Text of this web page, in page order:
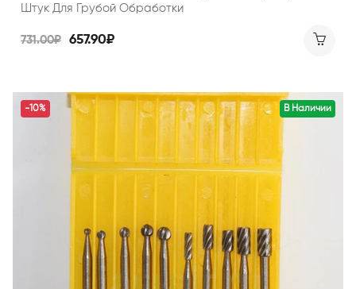
Штук Для Грубой Обработки
731.00₽ 657.90₽
В Наличии
-10%